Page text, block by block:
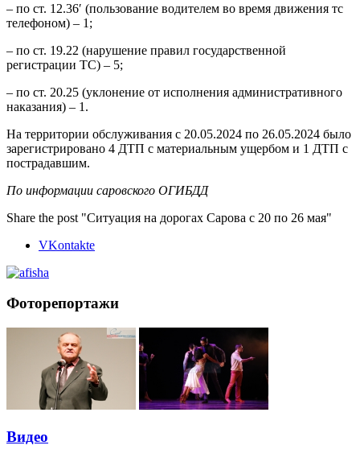
– по ст. 12.36′ (пользование водителем во время движения тс
телефоном) – 1;
– по ст. 19.22 (нарушение правил государственной
регистрации ТС) – 5;
– по ст. 20.25 (уклонение от исполнения административного
наказания) – 1.
На территории обслуживания с 20.05.2024 по 26.05.2024 было
зарегистрировано 4 ДТП с материальным ущербом и 1 ДТП с
пострадавшим.
По информации саровского ОГИБДД
Share the post "Ситуация на дорогах Сарова с 20 по 26 мая"
VKontakte
Фоторепортажи
Видео